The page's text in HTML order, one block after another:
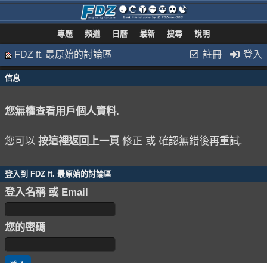
專題 頻道 日曆 最新 搜尋 說明
註冊 登入
FDZ ft. 最原始的討論區
信息
您無權查看用戶個人資料.
您可以 按這裡返回上一頁 修正 或 確認無錯後再重試.
登入到 FDZ ft. 最原始的討論區
登入名稱 或 Email
您的密碼